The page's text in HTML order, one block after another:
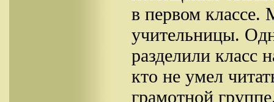
в первом
учительницы.
разделили класс
кто не умел
грамотной